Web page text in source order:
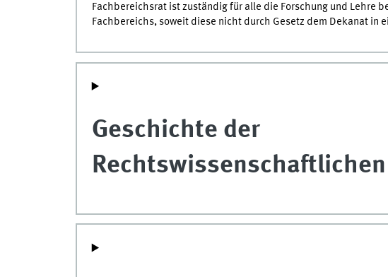
Fachbereichsrat ist zuständig für alle die Forschung und Lehre
Fachbereichs, soweit diese nicht durch Gesetz dem Dekanat in
Geschichte der